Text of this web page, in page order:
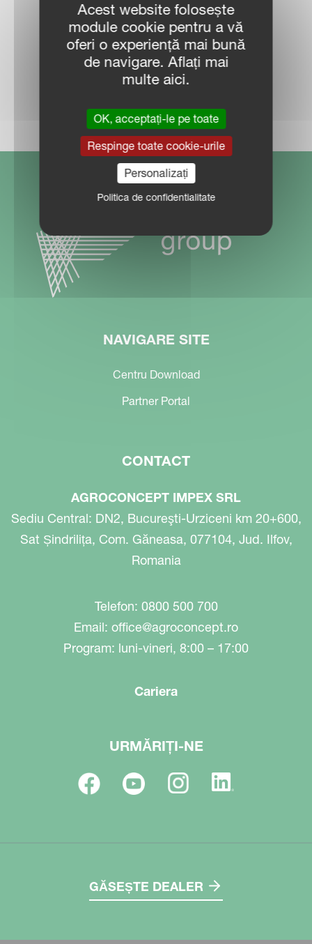
VÂNZĂRI
NAVIGARE SITE
Centru Download
Partner Portal
CONTACT
AGROCONCEPT IMPEX SRL
Sediu Central: DN2, Bucureşti-Urziceni km 20+600,
Sat Șindrilița, Com. Găneasa, 077104, Jud. Ilfov,
Romania
Telefon: 0800 500 700
Email: office@agroconcept.ro
Program: luni-vineri, 8:00 – 17:00
Cariera
URMĂRIȚI-NE
GĂSEȘTE DEALER
Acest website folosește
module cookie pentru a vă
oferi o experiență mai bună
de navigare. Aflați mai
multe aici.
OK, acceptați-le pe toate
Respinge toate cookie-urile
Personalizați
Politica de confidentialitate